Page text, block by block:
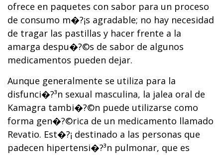
ofrece en paquetes con sabor para un proceso
de consumo m�?¡s agradable; no hay necesidad
de tragar las pastillas y hacer frente a la
amarga despu�?©s de sabor de algunos
medicamentos pueden dejar.
Aunque generalmente se utiliza para la
disfunci�?³n sexual masculina, la jalea oral de
Kamagra tambi�?©n puede utilizarse como
forma gen�?©rica de un medicamento llamado
Revatio. Est�?¡ destinado a las personas que
padecen hipertensi�?³n pulmonar, que es